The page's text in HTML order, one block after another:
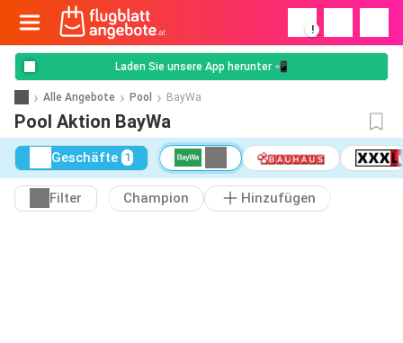
!
Laden Sie unsere App herunter 📲
Alle Angebote Pool BayWa
Pool Aktion BayWa
Geschäfte 1
Filter Champion Hinzufügen